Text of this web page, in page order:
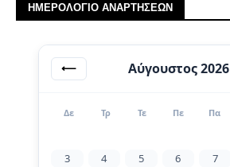
ΗΜΕΡΟΛΟΓΙΟ ΑΝΑΡΤΗΣΕΩΝ
⟵ Αύγουστος 2026
Δε Τρ Τε Πε Πα
3
4 5 6 7